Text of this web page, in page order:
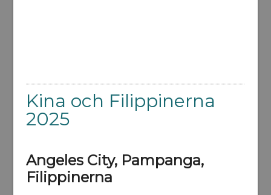
Kina och Filippinerna
2025
Angeles City, Pampanga,
Filippinerna